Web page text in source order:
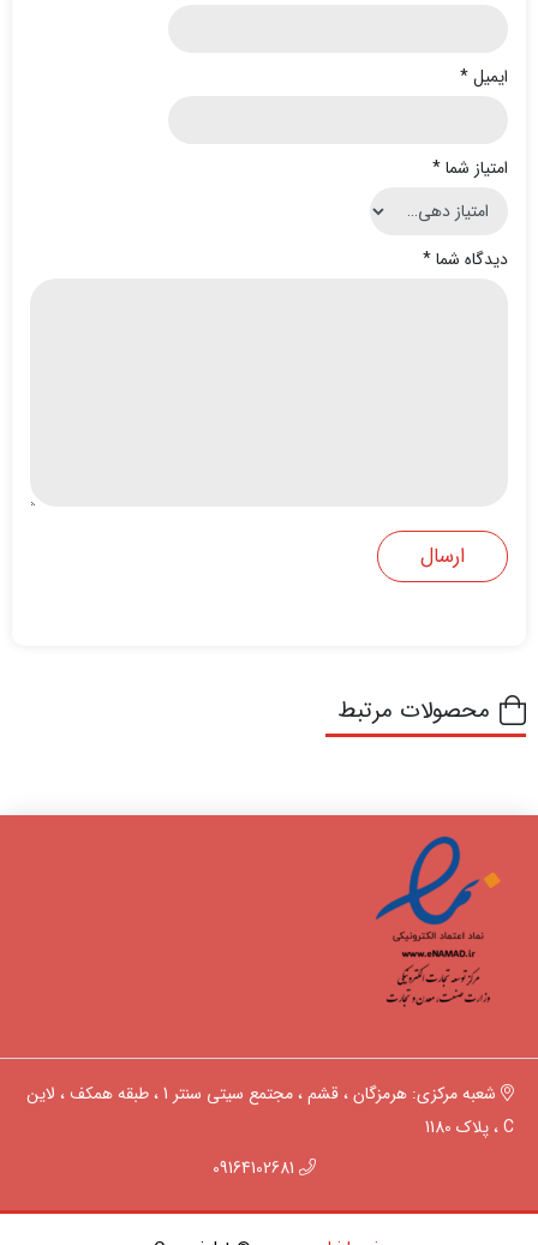
ایمیل*
امتیاز شما*
دیدگاه شما*
محصولات مرتبط
شعبه مرکزی: هرمزگان ، قشم ، مجتمع سیتی سنتر 1 ، طبقه همکف ، لاین
C ، پلاک 1180
09164102681